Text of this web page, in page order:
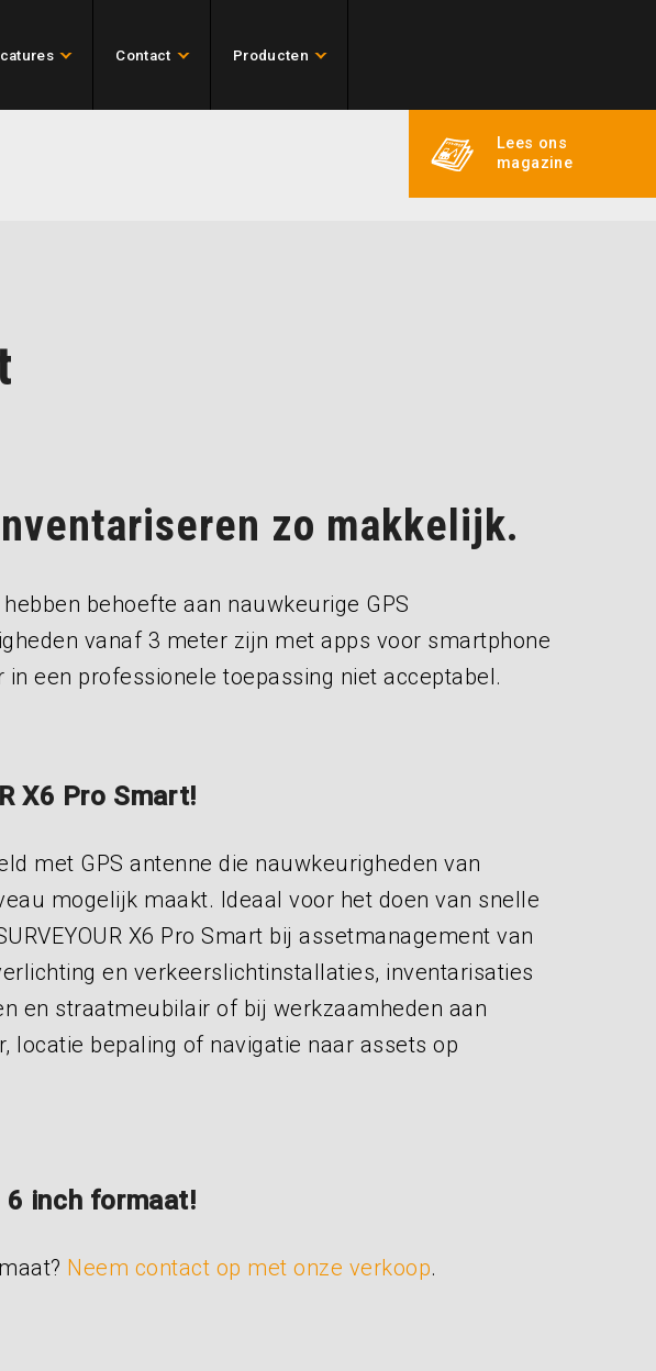
Contact Producten
Lees ons
magazine
zo makkelijk.
behoefte aan nauwkeurige GPS
vanaf 3 meter zijn met apps voor smartphone
een professionele toepassing niet acceptabel.
X6 Pro Smart!
met GPS antenne die nauwkeurigheden van
mogelijk maakt. Ideaal voor het doen van snelle
X6 Pro Smart bij assetmanagement van
en verkeerslichtinstallaties, inventarisaties
en straatmeubilair of bij werkzaamheden aan
locatie bepaling of navigatie naar assets op
6 inch formaat!
Neem contact op met onze verkoop.